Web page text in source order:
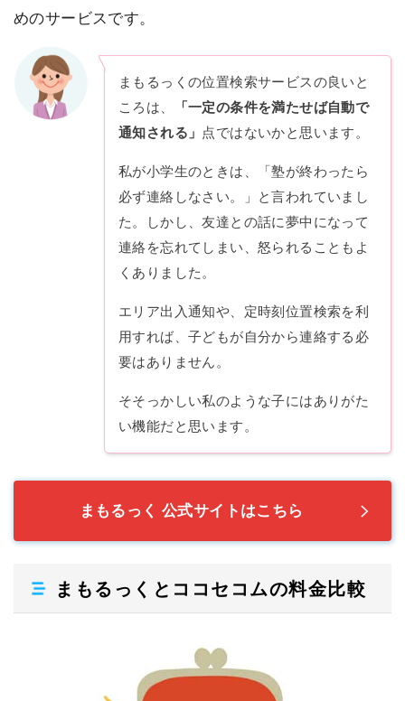
めのサービスです。
まもるっくの位置検索サービスの良いと
ころは、
「一定の条件を満たせば自動で
通知される」 点ではないかと思います。
私が小学生のときは、「塾が終わったら
必ず連絡しなさい。」と言われていまし
た。しかし、友達との話に夢中になって
連絡を忘れてしまい、怒られることもよ
くありました。
エリア出入通知や、定時刻位置検索を利
用すれば、子どもが自分から連絡する必
要はありません。
そそっかしい私のような子にはありがた
い機能だと思います。
まもるっく 公式サイトはこちら
まもるっくとココセコムの料金比較